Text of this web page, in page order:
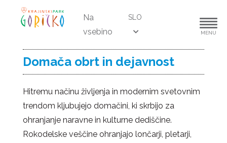
Na
vsebino
SLO
MENU
Domača obrt in dejavnost
Hitremu načinu življenja in modernim svetovnim
trendom kljubujejo domačini, ki skrbijo za
ohranjanje naravne in kulturne dediščine.
Rokodelske veščine ohranjajo lončarji, pletarji,